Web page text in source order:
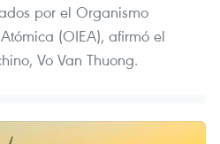
por el Organismo
(OIEA), afirmó el
Vo Van Thuong.